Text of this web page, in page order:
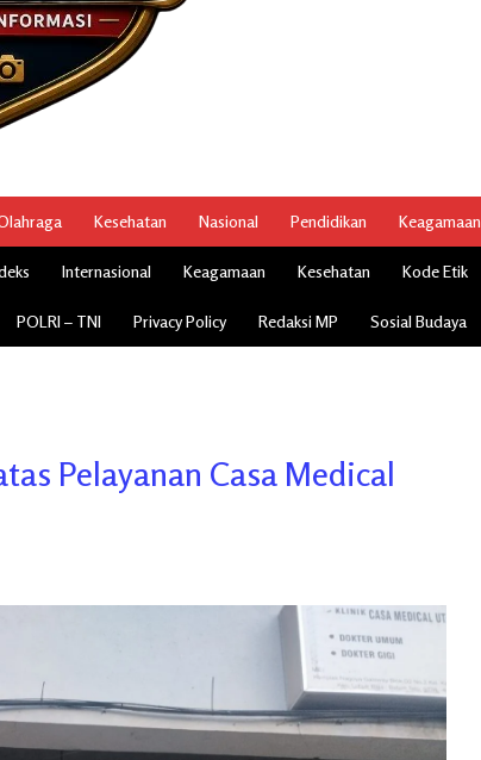
Kesehatan Nasional Pendidikan Keagamaan
Internasional Keagamaan Kesehatan Kode Etik
POLRI – TNI Privacy Policy Redaksi MP Sosial Budaya
Pelayanan Casa Medical